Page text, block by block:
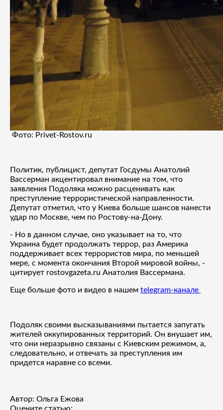
Фото: Privet-Rostov.ru
Политик, публицист, депутат Госдумы Анатолий
Вассерман акцентировал внимание на том, что
заявления Подоляка можно расценивать как
преступление террористической направленности.
Депутат отметил, что у Киева больше шансов нанести
удар по Москве, чем по Ростову-на-Дону.
- Но в данном случае, оно указывает на то, что
Украина будет продолжать террор, раз Америка
поддерживает всех террористов мира, по меньшей
мере, с момента окончания Второй мировой войны, -
цитирует rostovgazeta.ru Анатолия Вассермана.
Еще больше фото и видео в нашем telegram-канале
Подоляк своими высказываниями пытается запугать
жителей оккупированных территорий. Он внушает им,
что они неразрывно связаны с Киевским режимом, а,
следовательно, и отвечать за преступления им
придется наравне со всеми.
Автор: Ольга Ежова
Оцените статью: